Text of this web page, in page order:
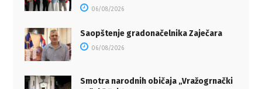
06/08/2026
Saopštenje gradonačelnika Zaječara
06/08/2026
Smotra narodnih običaja „Vražogrnački